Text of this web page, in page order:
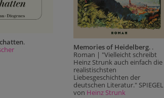
.
Memories of Heidelberg. .
Roman | "Vielleicht schreibt
Heinz Strunk auch einfach die
realistischsten
Liebesgeschichten der
deutschen Literatur." SPIEGEL
von Heinz Strunk